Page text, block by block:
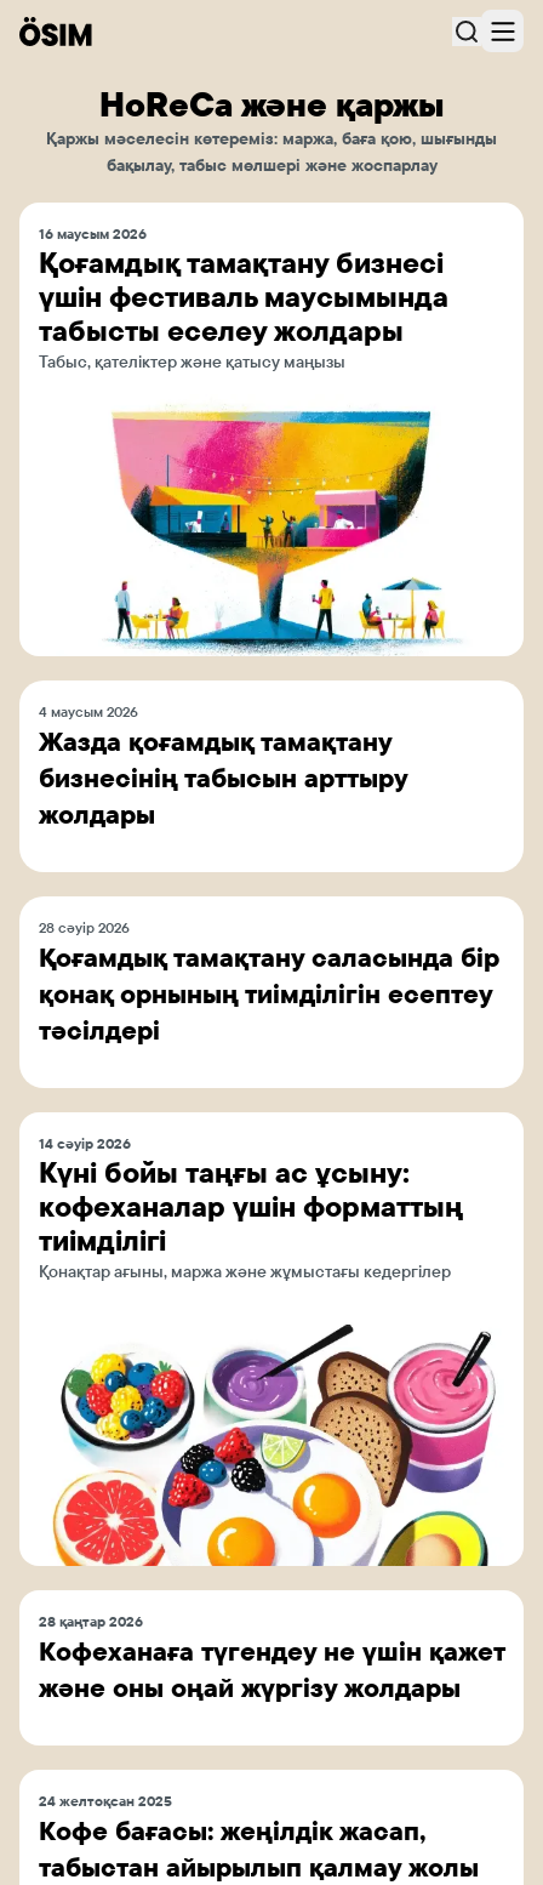
HoReCa және қаржы
Қаржы мәселесін көтереміз: маржа, баға қою, шығынды
бақылау, табыс мөлшері және жоспарлау
16 маусым 2026
Қоғамдық тамақтану бизнесі
үшін фестиваль маусымында
табысты еселеу жолдары
Табыс, қателіктер және қатысу маңызы
4 маусым 2026
Жазда қоғамдық тамақтану
бизнесінің табысын арттыру
жолдары
28 сәуір 2026
Қоғамдық тамақтану саласында бір
қонақ орнының тиімділігін есептеу
тәсілдері
14 сәуір 2026
Күні бойы таңғы ас ұсыну:
кофеханалар үшін форматтың
тиімділігі
Қонақтар ағыны, маржа және жұмыстағы кедергілер
28 қаңтар 2026
Кофеханаға түгендеу не үшін қажет
және оны оңай жүргізу жолдары
24 желтоқсан 2025
Кофе бағасы: жеңілдік жасап,
табыстан айырылып қалмау жолы